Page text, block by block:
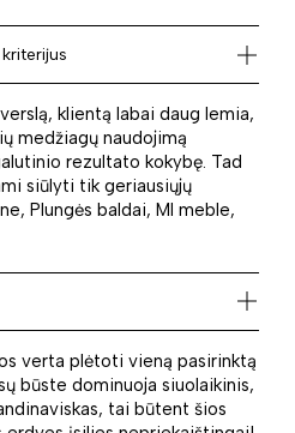
klientą labai daug lemia,
medžiagų naudojimą
rezultato kokybę. Tad
siūlyti tik geriausiųjų
Plungės baldai, Ml meble,
verta plėtoti vieną pasirinktą
būste dominuoja siuolaikinis,
tai būtent šios